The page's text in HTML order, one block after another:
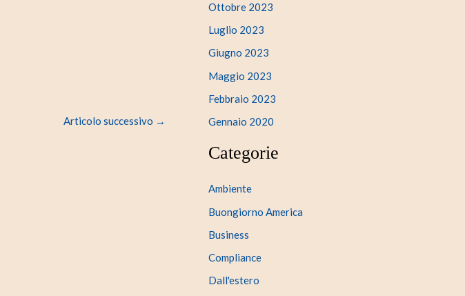
Articolo successivo →
Ottobre 2023
Luglio 2023
Giugno 2023
Maggio 2023
Febbraio 2023
Gennaio 2020
Categorie
Ambiente
Buongiorno America
Business
Compliance
Dall'estero